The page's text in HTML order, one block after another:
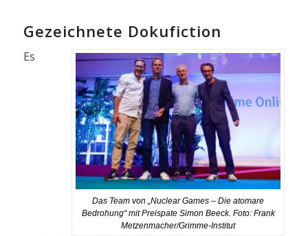
Gezeichnete Dokufiction
Das Team von „Nuclear Games – Die atomare
Bedrohung“ mit Preispate Simon Beeck. Foto: Frank
Metzenmacher/Grimme-Institut
Es